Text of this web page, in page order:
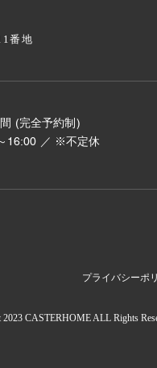
番地
(完全予約制)
16:00 ／ ※不定休
プライバシーポ
2023 CASTERHOME ALL Rights